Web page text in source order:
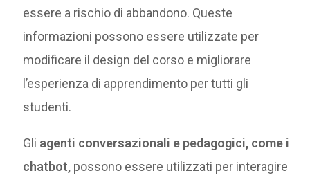
essere a rischio di abbandono. Queste
informazioni possono essere utilizzate per
modificare il design del corso e migliorare
l’esperienza di apprendimento per tutti gli
studenti.
Gli agenti conversazionali e pedagogici, come i
chatbot, possono essere utilizzati per interagire